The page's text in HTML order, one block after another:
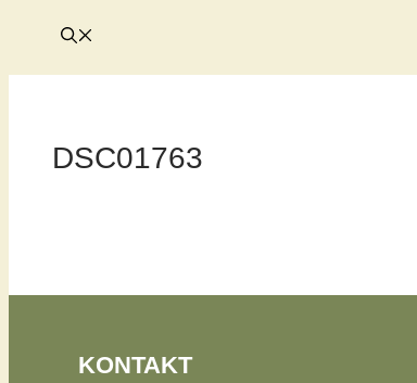
DSC01763
KONTAKT